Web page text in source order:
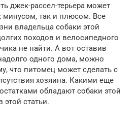
джек-рассел-терьера может
минусом, так и плюсом. Все
владельца собаки этой
походов и велосипедного
не найти. А вот оставив
одного дома, можно
что питомец может сделать с
хозяина. Какими еще
обладают собаки этой
этой статьи.